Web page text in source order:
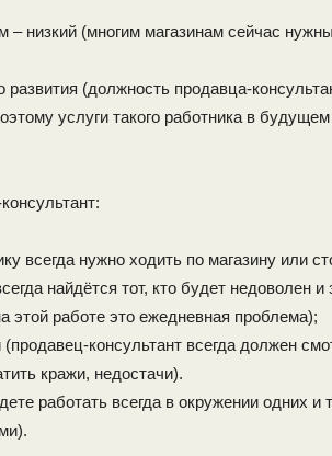
– низкий (многим магазинам сейчас
развития (должность продавца-
услуги такого работника в
всегда нужно ходить по магазину или
найдётся тот, кто будет недоволен и
этой работе это ежедневная проблема);
консультант всегда должен
кражи, недостачи).
работать всегда в окружении одних и